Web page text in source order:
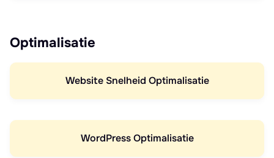
Optimalisatie
Website Snelheid Optimalisatie
WordPress Optimalisatie